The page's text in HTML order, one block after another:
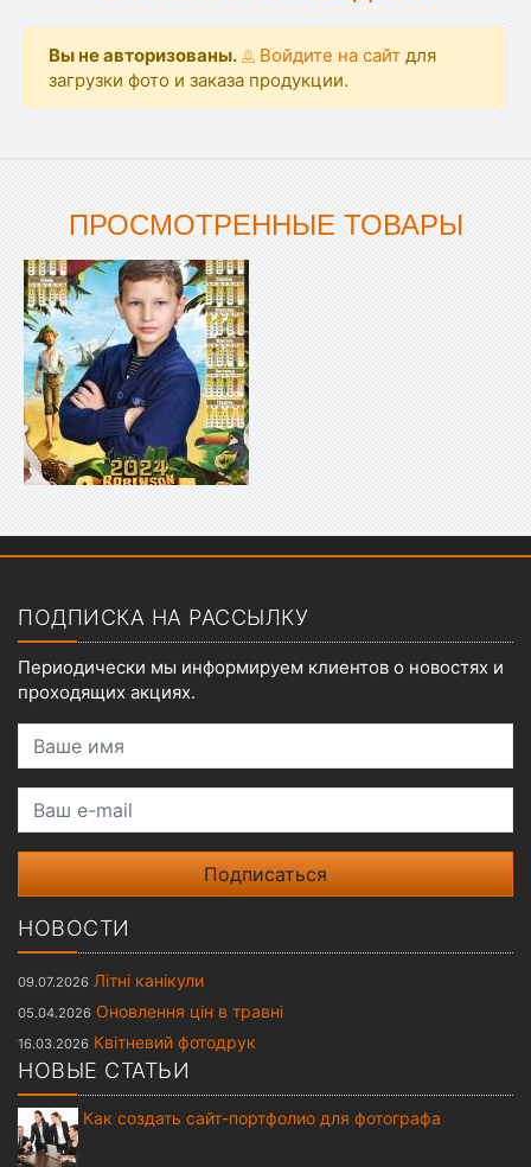
Вы не авторизованы. Войдите на сайт для
загрузки фото и заказа продукции.
ПРОСМОТРЕННЫЕ ТОВАРЫ
ПОДПИСКА НА РАССЫЛКУ
Периодически мы информируем клиентов о новостях и
проходящих акциях.
Ваше имя
Ваш e-mail
НОВОСТИ
09.07.2026 Літні канікули
05.04.2026 Оновлення цін в травні
16.03.2026 Квітневий фотодрук
НОВЫЕ СТАТЬИ
Как создать сайт-портфолио для фотографа